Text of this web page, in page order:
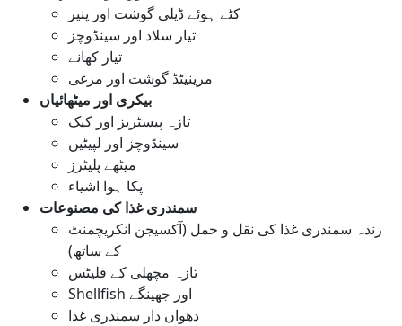
کٹے ہوئے ڈیلی گوشت اور پنیر
تیار سلاد اور سینڈوچز
تیار کھانے
مرینیٹڈ گوشت اور مرغی
بیکری اور میٹھائیاں
تازہ پیسٹریز اور کیک
سینڈوچز اور لپیٹیں
میٹھے پلیٹرز
پکا ہوا اشیاء
سمندری غذا کی مصنوعات
زندہ سمندری غذا کی نقل و حمل (آکسیجن انکریچمنٹ
کے ساتھ)
تازہ مچھلی کے فلیٹس
Shellfish اور جھینگے
دھواں دار سمندری غذا